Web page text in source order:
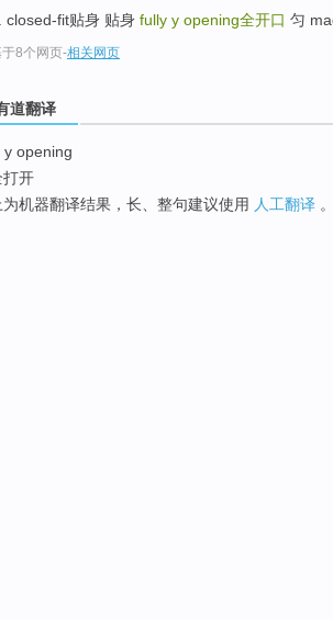
closed-fit贴身 贴身 fully y opening全开口 匀
于8个网页-相关网页
道翻译
y opening
打开
为机器翻译结果，长、整句建议使用 人工翻译